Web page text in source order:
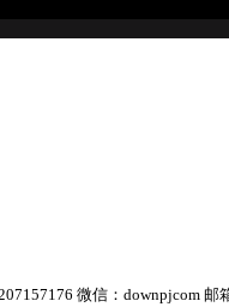
微信：downpjcom 邮